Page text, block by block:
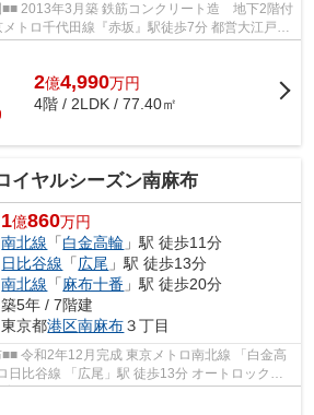
2階付
本木』駅...
2億4,990万円
4階 / 2LDK / 77.40㎡
イヤルシーズン南麻布
1億860万円
南北線 「白金高輪 」駅 徒歩11分
日比谷線 「広尾 」駅 徒歩13分
南北線 「麻布十番 」駅 徒歩20分
築5年 / 7階建
東京都港区南麻布３丁目
金高
「広尾」駅 徒歩13分 オートロック・
ット飼育可...